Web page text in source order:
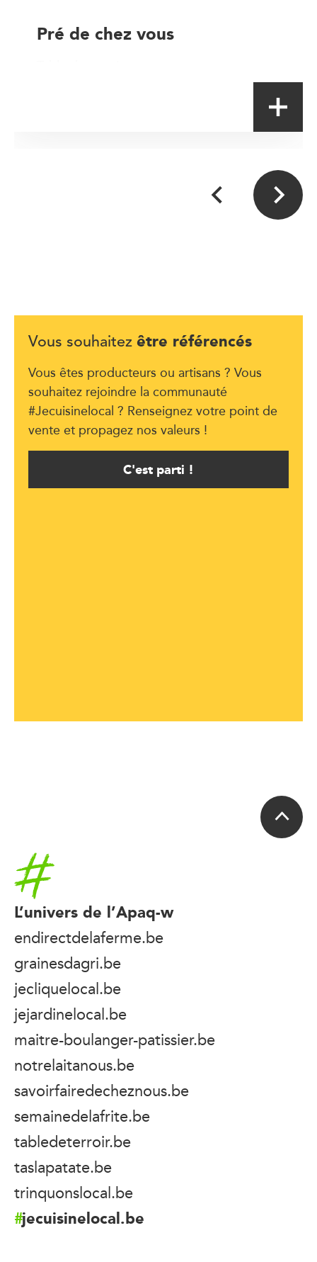
Pré de chez vous
Vous souhaitez être référencés
Vous êtes producteurs ou artisans ? Vous
souhaitez rejoindre la communauté
#Jecuisinelocal ? Renseignez votre point de
vente et propagez nos valeurs !
C'est parti !
Accueil
L’univers de l’Apaq-w
endirectdelaferme.be
grainesdagri.be
jecliquelocal.be
jejardinelocal.be
maitre-boulanger-patissier.be
notrelaitanous.be
savoirfairedecheznous.be
semainedelafrite.be
tabledeterroir.be
taslapatate.be
trinquonslocal.be
jecuisinelocal.be